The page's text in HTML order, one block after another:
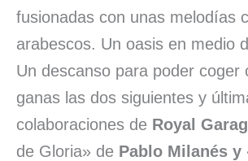
fusionadas con unas melodías
arabescos. Un oasis en medio
Un descanso para poder coger
ganas las dos siguientes y
colaboraciones de Royal
de Gloria» de Pablo Milanés y